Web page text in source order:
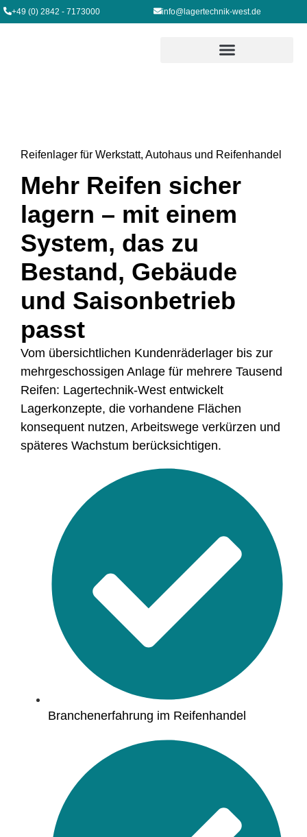
+49 (0) 2842 - 7173000 info@lagertechnik-west.de
Reifenlager für Werkstatt, Autohaus und Reifenhandel
Mehr Reifen sicher
lagern – mit einem
System, das zu
Bestand, Gebäude
und Saisonbetrieb
passt
Vom übersichtlichen Kundenräderlager bis zur
mehrgeschossigen Anlage für mehrere Tausend
Reifen: Lagertechnik-West entwickelt
Lagerkonzepte, die vorhandene Flächen
konsequent nutzen, Arbeitswege verkürzen und
späteres Wachstum berücksichtigen.
Branchenerfahrung im Reifenhandel